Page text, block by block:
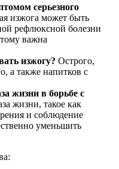
серьезного
изжога может быть
рефлюксной болезни
важна
изжогу? Острого,
а также напитков с
жизни в борьбе с
жизни, такое как
и соблюдение
уменьшить